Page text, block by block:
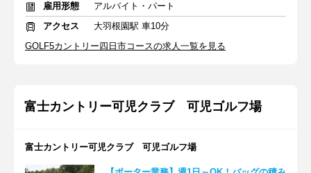
雇用形態
アルバイト・パート
アクセス
大羽根園駅 車10分
GOLF5カントリー四日市コースの求人一覧を見る
富士カントリー可児クラブ 可児ゴルフ場
富士カントリー可児クラブ 可児ゴルフ場